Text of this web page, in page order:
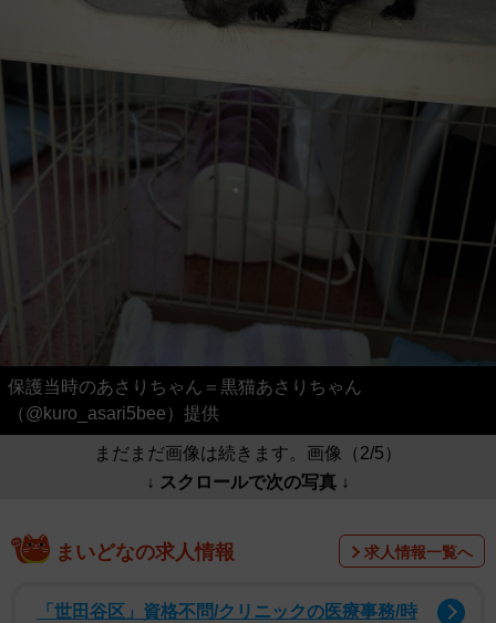
保護当時のあさりちゃん＝黒猫あさりちゃん
（@kuro_asari5bee）提供
まだまだ画像は続きます。画像（2/5）
↓ スクロールで次の写真 ↓
まいどなの求人情報 求人情報一覧へ
「世田谷区」資格不問/クリニックの医療事務/時